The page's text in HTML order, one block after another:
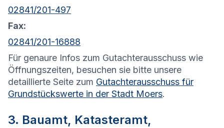
02841/201-497
Fax:
02841/201-16888
Für genaure Infos zum Gutachterausschuss wie
Öffnungszeiten, besuchen sie bitte unsere
detaillierte Seite zum Gutachterausschuss für
Grundstückswerte in der Stadt Moers.
3. Bauamt, Katasteramt,